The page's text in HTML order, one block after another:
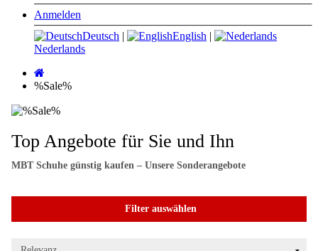
Anmelden
Deutsch | English |
Nederlands
%Sale%
Top Angebote für Sie und Ihn
MBT Schuhe günstig kaufen – Unsere Sonderangebote
Filter auswählen